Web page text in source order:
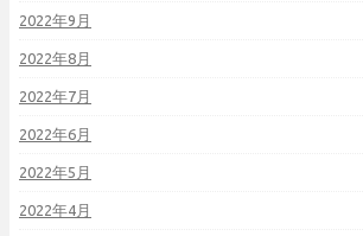
2022年9月
2022年8月
2022年7月
2022年6月
2022年5月
2022年4月